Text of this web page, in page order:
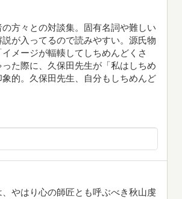
方々との対談集。固有名詞や難しい
が入ってるので読みやすい。源氏物
メージが輻輳してしちめんどくさ
た際に、久保田先生が「私はしちめ
的。久保田先生、自分もしちめんど
やはり心の師匠とも呼ぶべき秋山虔